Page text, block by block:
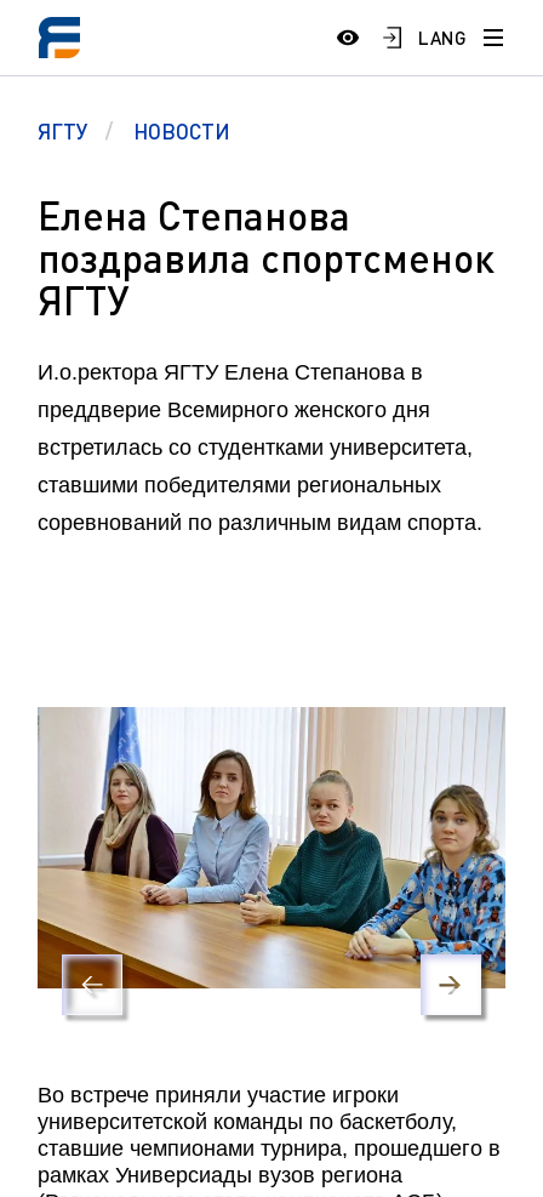
LANG
ЯГТУ НОВОСТИ
Елена Степанова
поздравила спортсменок
ЯГТУ
И.о.ректора ЯГТУ Елена Степанова в
преддверие Всемирного женского дня
встретилась со студентками университета,
ставшими победителями региональных
соревнований по различным видам спорта.
Во встрече приняли участие игроки
университетской команды по баскетболу,
ставшие чемпионами турнира, прошедшего в
рамках Универсиады вузов региона